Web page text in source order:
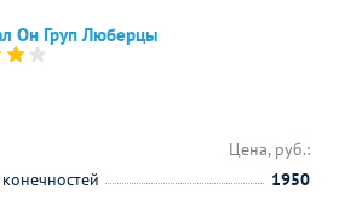
Он Груп Люберцы
Цена, руб.:
1950